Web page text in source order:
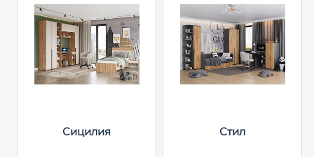
Сицилия Стил